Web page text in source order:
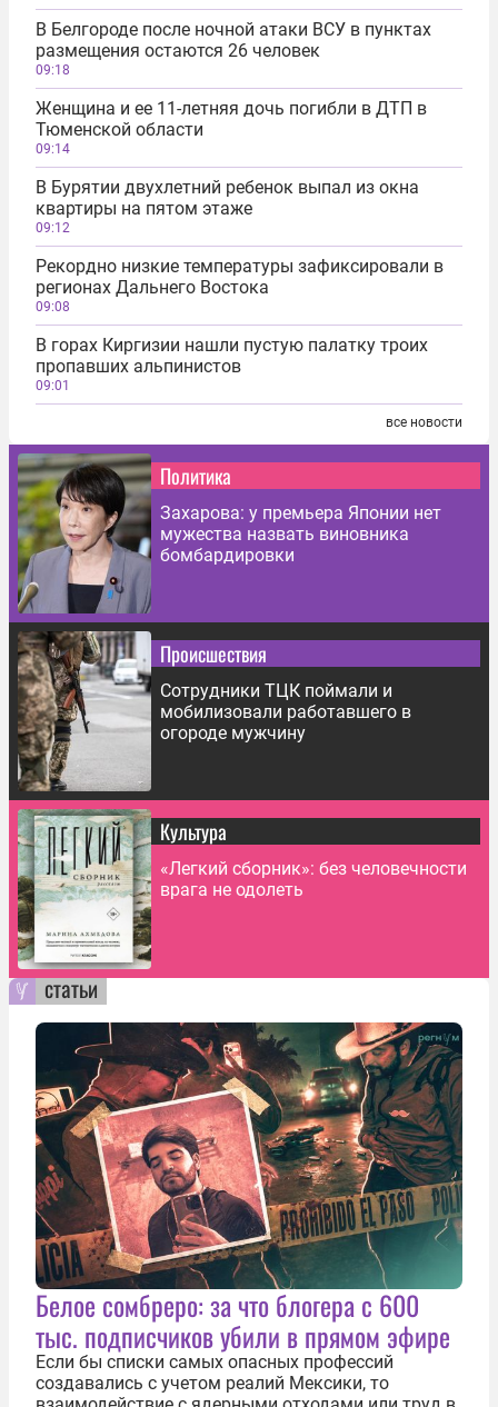
В Белгороде после ночной атаки ВСУ в пунктах
размещения остаются 26 человек
09:18
Женщина и ее 11-летняя дочь погибли в ДТП в
Тюменской области
09:14
В Бурятии двухлетний ребенок выпал из окна
квартиры на пятом этаже
09:12
Рекордно низкие температуры зафиксировали в
регионах Дальнего Востока
09:08
В горах Киргизии нашли пустую палатку троих
пропавших альпинистов
09:01
все новости
Политика
Захарова: у премьера Японии нет
мужества назвать виновника
бомбардировки
Происшествия
Сотрудники ТЦК поймали и
мобилизовали работавшего в
огороде мужчину
Культура
«Легкий сборник»: без человечности
врага не одолеть
статьи
Белое сомбреро: за что блогера с 600
тыс. подписчиков убили в прямом эфире
Если бы списки самых опасных профессий
создавались с учетом реалий Мексики, то